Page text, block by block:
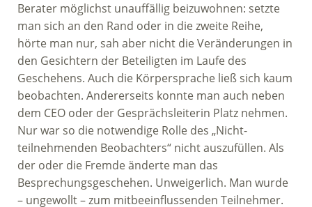
Berater möglichst unauffällig beizuwohnen: setzte
man sich an den Rand oder in die zweite Reihe,
hörte man nur, sah aber nicht die Veränderungen in
den Gesichtern der Beteiligten im Laufe des
Geschehens. Auch die Körpersprache ließ sich kaum
beobachten. Andererseits konnte man auch neben
dem CEO oder der Gesprächsleiterin Platz nehmen.
Nur war so die notwendige Rolle des „Nicht-
teilnehmenden Beobachters“ nicht auszufüllen. Als
der oder die Fremde änderte man das
Besprechungsgeschehen. Unweigerlich. Man wurde
– ungewollt – zum mitbeeinflussenden Teilnehmer.